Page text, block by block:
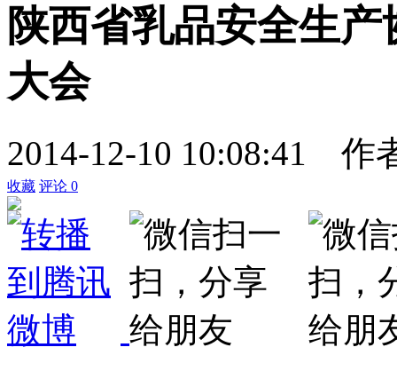
陕西省乳品安全生
大会
2014-12-10 10:08:41 作
收藏 评论 0